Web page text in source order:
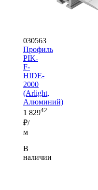
030563
Профиль
PIK-
F-
HIDE-
2000
(Arlight,
Алюминий)
1 82942
₽/
м
В
наличии